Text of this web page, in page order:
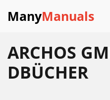
ManyManuals
ARCHOS
DBÜCHER